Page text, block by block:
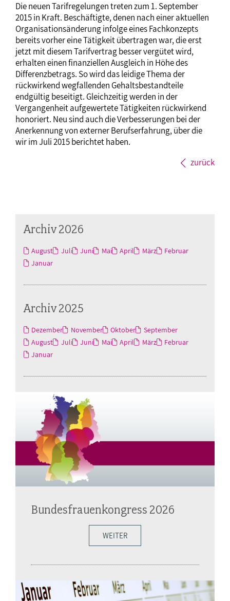
Die neuen Tarifregelungen treten zum 1. September
2015 in Kraft. Beschäftigte, denen nach einer aktuellen
Organisationsänderung infolge eines Fachkonzepts
bereits vorher eine Tätigkeit übertragen war, die erst
jetzt mit diesem Tarifvertrag besser vergütet wird,
erhalten einen finanziellen Ausgleich in Höhe des
Differenzbetrags. So wird das leidige Thema der
rückwirkend wegfallenden Gehaltsbestandteile
endgültig beseitigt. Gleichzeitig werden in der
Vergangenheit aufgewertete Tätigkeiten rückwirkend
honoriert. Neu sind auch die Verbesserungen bei der
Anerkennung von externer Berufserfahrung, über die
wir im Juli 2015 berichtet haben.
zurück
Archiv 2026
August Juli Juni Mai April März
Februar
Januar
Archiv 2025
Dezember November Oktober
September
August
Juli Juni Mai April März
Februar
Januar
Bundesfrauenkongress 2026
WEITER